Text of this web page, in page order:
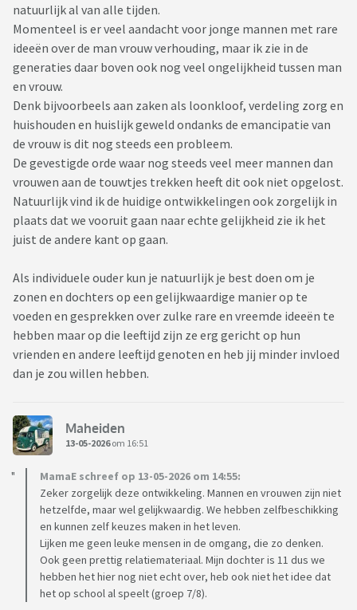
natuurlijk al van alle tijden.
Momenteel is er veel aandacht voor jonge mannen met rare
ideeën over de man vrouw verhouding, maar ik zie in de
generaties daar boven ook nog veel ongelijkheid tussen man
en vrouw.
Denk bijvoorbeels aan zaken als loonkloof, verdeling zorg en
huishouden en huislijk geweld ondanks de emancipatie van
de vrouw is dit nog steeds een probleem.
De gevestigde orde waar nog steeds veel meer mannen dan
vrouwen aan de touwtjes trekken heeft dit ook niet opgelost.
Natuurlijk vind ik de huidige ontwikkelingen ook zorgelijk in
plaats dat we vooruit gaan naar echte gelijkheid zie ik het
juist de andere kant op gaan.
Als individuele ouder kun je natuurlijk je best doen om je
zonen en dochters op een gelijkwaardige manier op te
voeden en gesprekken over zulke rare en vreemde ideeën te
hebben maar op die leeftijd zijn ze erg gericht op hun
vrienden en andere leeftijd genoten en heb jij minder invloed
dan je zou willen hebben.
Maheiden
13-05-2026om 16:51
MamaE schreef op 13-05-2026 om 14:55:
Zeker zorgelijk deze ontwikkeling. Mannen en vrouwen zijn niet
hetzelfde, maar wel gelijkwaardig. We hebben zelfbeschikking
en kunnen zelf keuzes maken in het leven.
Lijken me geen leuke mensen in de omgang, die zo denken.
Ook geen prettig relatiemateriaal. Mijn dochter is 11 dus we
hebben het hier nog niet echt over, heb ook niet het idee dat
het op school al speelt (groep 7/8).